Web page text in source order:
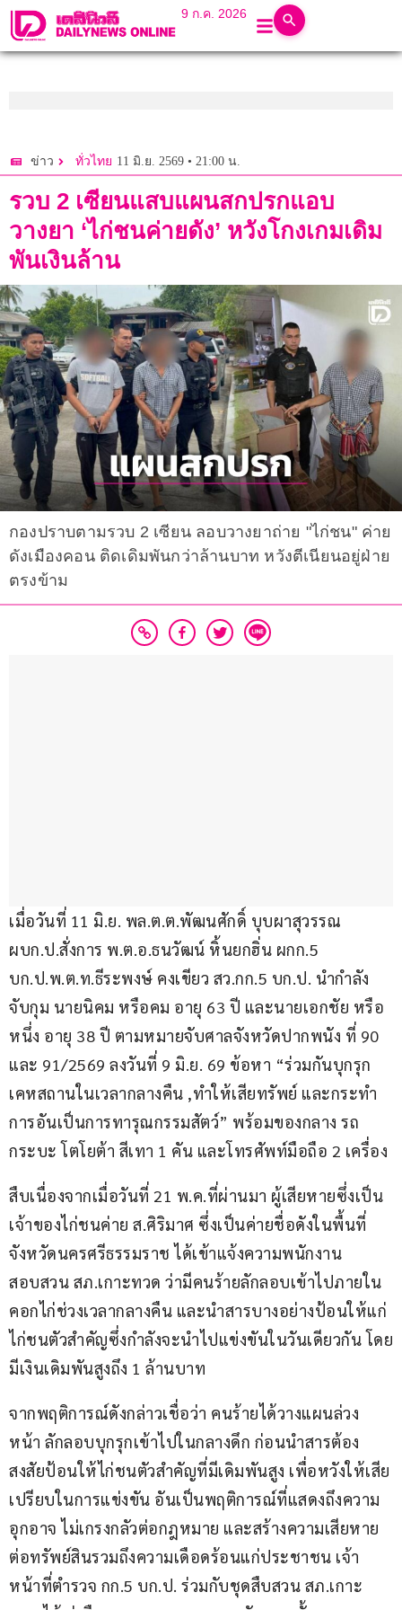
9 ก.ค. 2026
ข่าว ทั่วไทย 11 มิ.ย. 2569 • 21:00 น.
รวบ 2 เซียนแสบแผนสกปรกแอบ
วางยา ‘ไก่ชนค่ายดัง’ หวังโกงเกมเดิม
พันเงินล้าน
กองปราบตามรวบ 2 เซียน ลอบวางยาถ่าย "ไก่ชน" ค่าย
ดังเมืองคอน ติดเดิมพันกว่าล้านบาท หวังตีเนียนอยู่ฝ่าย
ตรงข้าม
เมื่อวันที่ 11 มิ.ย. พล.ต.ต.พัฒนศักดิ์ บุบผาสุวรรณ
ผบก.ป.สั่งการ พ.ต.อ.ธนวัฒน์ หิ้นยกฮิ่น ผกก.5
บก.ป.พ.ต.ท.ธีระพงษ์ คงเขียว สว.กก.5 บก.ป. นำกำลัง
จับกุม นายนิคม หรือคม อายุ 63 ปี และนายเอกชัย หรือ
หนึ่ง อายุ 38 ปี ตามหมายจับศาลจังหวัดปากพนัง ที่ 90
และ 91/2569 ลงวันที่ 9 มิ.ย. 69 ข้อหา “ร่วมกันบุกรุก
เคหสถานในเวลากลางคืน ,ทำให้เสียทรัพย์ และกระทำ
การอันเป็นการทารุณกรรมสัตว์” พร้อมของกลาง รถ
กระบะ โตโยต้า สีเทา 1 คัน และโทรศัพท์มือถือ 2 เครื่อง
สืบเนื่องจากเมื่อวันที่ 21 พ.ค.ที่ผ่านมา ผู้เสียหายซึ่งเป็น
เจ้าของไก่ชนค่าย ส.ศิริมาศ ซึ่งเป็นค่ายชื่อดังในพื้นที่
จังหวัดนครศรีธรรมราช ได้เข้าแจ้งความพนักงาน
สอบสวน สภ.เกาะทวด ว่ามีคนร้ายลักลอบเข้าไปภายใน
คอกไก่ช่วงเวลากลางคืน และนำสารบางอย่างป้อนให้แก่
ไก่ชนตัวสำคัญซึ่งกำลังจะนำไปแข่งขันในวันเดียวกัน โดย
มีเงินเดิมพันสูงถึง 1 ล้านบาท
จากพฤติการณ์ดังกล่าวเชื่อว่า คนร้ายได้วางแผนล่วง
หน้า ลักลอบบุกรุกเข้าไปในกลางดึก ก่อนนำสารต้อง
สงสัยป้อนให้ไก่ชนตัวสำคัญที่มีเดิมพันสูง เพื่อหวังให้เสีย
เปรียบในการแข่งขัน อันเป็นพฤติการณ์ที่แสดงถึงความ
อุกอาจ ไม่เกรงกลัวต่อกฎหมาย และสร้างความเสียหาย
ต่อทรัพย์สินรวมถึงความเดือดร้อนแก่ประชาชน เจ้า
หน้าที่ตำรวจ กก.5 บก.ป. ร่วมกับชุดสืบสวน สภ.เกาะ